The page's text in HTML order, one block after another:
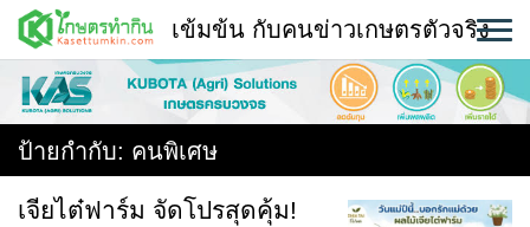
Skip
content
พืช
หน้าแรก
แวดวงเกษตร
เข้มข้น กับคนข่าวเกษตรตัวจริง
ป้ายกำกับ: คนพิเศษ
เจียไต๋ฟาร์ม จัดโปรสุดคุ้ม!